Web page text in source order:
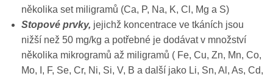
několika set miligramů (Ca, P, Na, K, Cl, Mg a S)
Stopové prvky, jejichž koncentrace ve tkáních jsou
nižší než 50 mg/kg a potřebné je dodávat v množství
několika mikrogramů až miligramů ( Fe, Cu, Zn, Mn, Co,
Mo, I, F, Se, Cr, Ni, Si, V, B a další jako Li, Sn, Al, As, Cd,